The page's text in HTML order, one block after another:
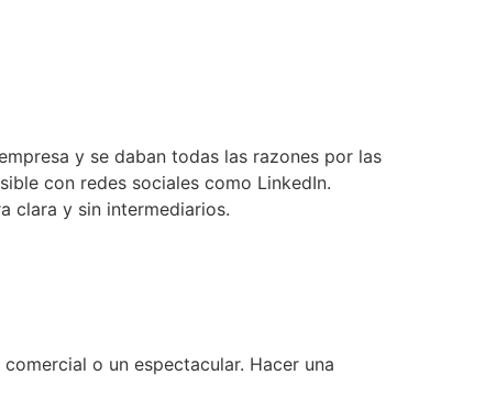
y se daban todas las razones por las
con redes sociales como LinkedIn.
clara y sin intermediarios.
o un espectacular. Hacer una